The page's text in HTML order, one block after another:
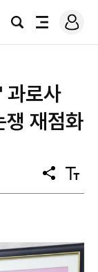
검
전
로
그
과로사
재점화
공
유
텍
스